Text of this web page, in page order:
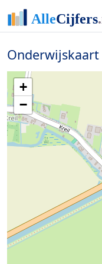
Onderwijskaart
+
−